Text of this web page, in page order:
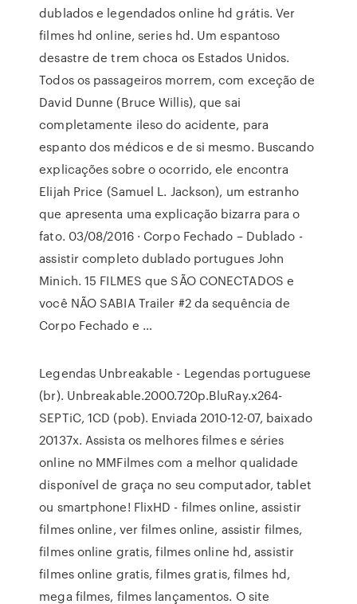
dublados e legendados online hd grátis. Ver
filmes hd online, series hd. Um espantoso
desastre de trem choca os Estados Unidos.
Todos os passageiros morrem, com exceção de
David Dunne (Bruce Willis), que sai
completamente ileso do acidente, para
espanto dos médicos e de si mesmo. Buscando
explicações sobre o ocorrido, ele encontra
Elijah Price (Samuel L. Jackson), um estranho
que apresenta uma explicação bizarra para o
fato. 03/08/2016 · Corpo Fechado – Dublado -
assistir completo dublado portugues John
Minich. 15 FILMES que SÃO CONECTADOS e
você NÃO SABIA Trailer #2 da sequência de
Corpo Fechado e …
Legendas Unbreakable - Legendas portuguese
(br). Unbreakable.2000.720p.BluRay.x264-
SEPTiC, 1CD (pob). Enviada 2010-12-07, baixado
20137x. Assista os melhores filmes e séries
online no MMFilmes com a melhor qualidade
disponível de graça no seu computador, tablet
ou smartphone! FlixHD - filmes online, assistir
filmes online, ver filmes online, assistir filmes,
filmes online gratis, filmes online hd, assistir
filmes online gratis, filmes gratis, filmes hd,
mega filmes, filmes lançamentos. O site